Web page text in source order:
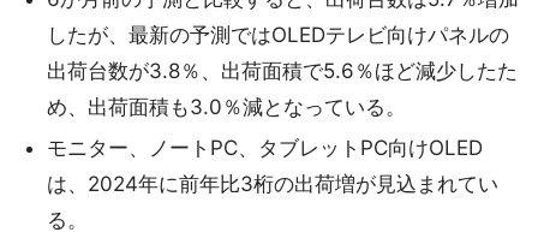
したが、最新の予測ではOLEDテレビ向けパネルの
出荷台数が3.8％、出荷面積で5.6％ほど減少したた
め、出荷面積も3.0％減となっている。
モニター、ノートPC、タブレットPC向けOLED
は、2024年に前年比3桁の出荷増が見込まれてい
る。